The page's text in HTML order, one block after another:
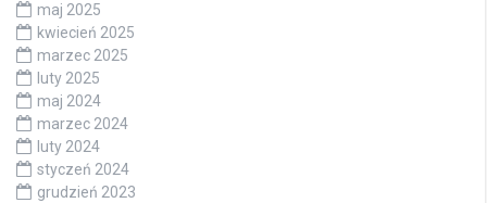
maj 2025
kwiecień 2025
marzec 2025
luty 2025
maj 2024
marzec 2024
luty 2024
styczeń 2024
grudzień 2023